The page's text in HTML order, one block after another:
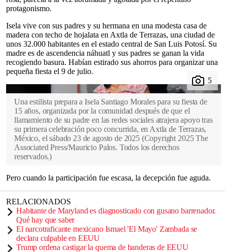
protagonismo.
Isela vive con sus padres y su hermana en una modesta casa de
madera con techo de hojalata en Axtla de Terrazas, una ciudad de
unos 32.000 habitantes en el estado central de San Luis Potosí. Su
madre es de ascendencia náhuatl y sus padres se ganan la vida
recogiendo basura. Habían estirado sus ahorros para organizar una
pequeña fiesta el 9 de julio.
Una estilista prepara a Isela Santiago Morales para su fiesta de
15 años, organizada por la comunidad después de que el
llamamiento de su padre en las redes sociales atrajera apoyo tras
su primera celebración poco concurrida, en Axtla de Terrazas,
México, el sábado 23 de agosto de 2025 (Copyright 2025 The
Associated Press/Mauricio Palos. Todos los derechos
reservados.)
Pero cuando la participación fue escasa, la decepción fue aguda.
RELACIONADOS
Habitante de Maryland es diagnosticado con gusano barrenador.
Qué hay que saber
El narcotraficante mexicano Ismael 'El Mayo' Zambada se
declara culpable en EEUU
Trump ordena castigar la quema de banderas de EEUU